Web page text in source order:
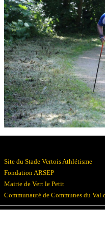
Résultats
Devenez bénévoles
Partenaires
Photos▼
Site du Stade Vertois Athlétisme
Fondation ARSEP
Mairie de Vert le Petit
Communauté de Communes du Val